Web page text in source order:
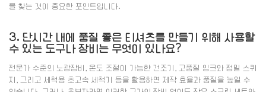
을 찾는 것이 중요한 포인트입니다.
3. 단시간 내에 품질 좋은 티셔츠를 만들기 위해 사용할
수 있는 도구나 장비는 무엇이 있나요?
전문가 수준의 노광장비, 온도 조절이 가능한 건조기, 고품질 잉크와 정밀 스퀴
지, 그리고 세척용 초고속 세척기 등을 활용하면 제작 효율과 품질을 높일 수